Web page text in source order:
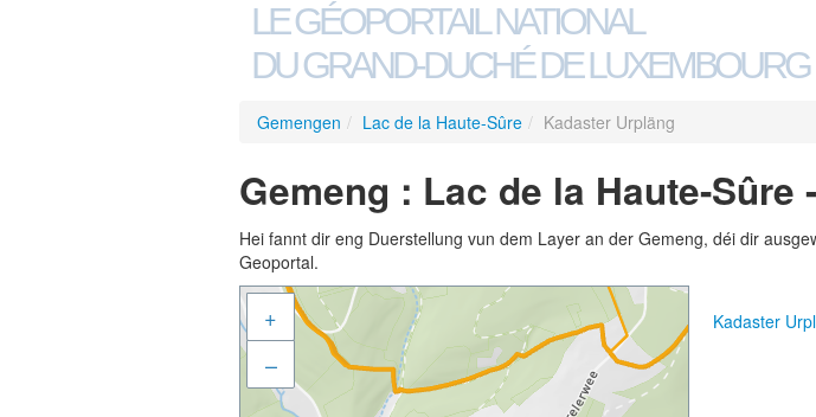
LE GÉOPORTAIL NATIONAL
DU GRAND-DUCHÉ DE LUXEMBOURG
Gemengen / Lac de la Haute-Sûre / Kadaster Urpläng
Gemeng : Lac de la Haute-Sûre
Hei fannt dir eng Duerstellung vun dem Layer an der Gemeng, déi dir
Geoportal.
+
–
Kadaster